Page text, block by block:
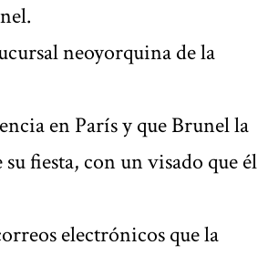
neoyorquina de la
en París y que Brunel la
fiesta, con un visado que él
electrónicos que la